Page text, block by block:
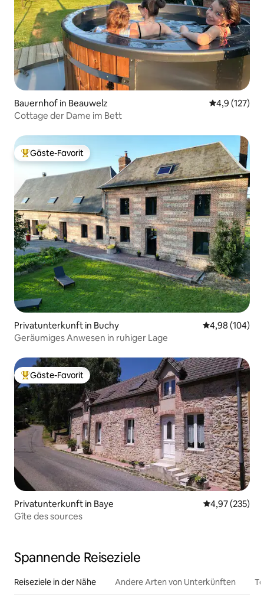
Bauernhof in Beauwelz
4,9 (127)
Cottage der Dame im Bett
Beliebter Gäste-Favorit.
Gäste-Favorit
Privatunterkunft in Buchy
4,98 (104)
Geräumiges Anwesen in ruhiger Lage
Beliebter Gäste-Favorit.
Gäste-Favorit
Privatunterkunft in Baye
4,97 (235)
Gîte des sources
Spannende Reiseziele
Reiseziele in der Nähe Andere Arten von Unterkünften